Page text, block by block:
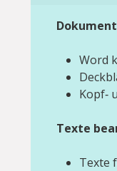
Word
Kopf‑
Texte
Texte